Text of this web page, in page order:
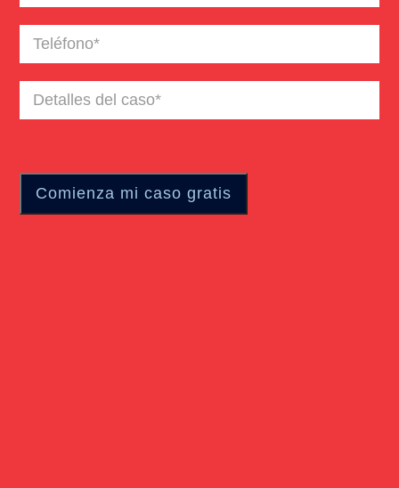
electrónico(Required)
Teléfono(Required)
Detalles
del